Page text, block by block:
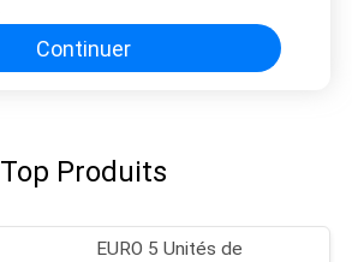
gardent la viande, les légumes, les
fruits frais
Continuer
Top Produits
EURO 5 Unités de